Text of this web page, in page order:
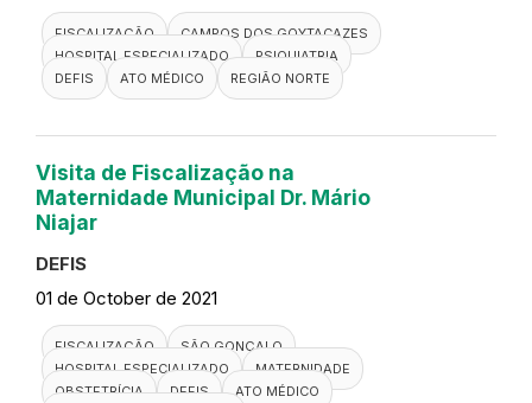
FISCALIZAÇÃO
CAMPOS DOS GOYTACAZES
HOSPITAL ESPECIALIZADO
PSIQUIATRIA
DEFIS
ATO MÉDICO REGIÃO NORTE
Visita de Fiscalização na
Maternidade Municipal Dr. Mário
Niajar
DEFIS
01 de October de 2021
FISCALIZAÇÃO
SÃO GONÇALO
HOSPITAL ESPECIALIZADO
MATERNIDADE
OBSTETRÍCIA
DEFIS
ATO MÉDICO